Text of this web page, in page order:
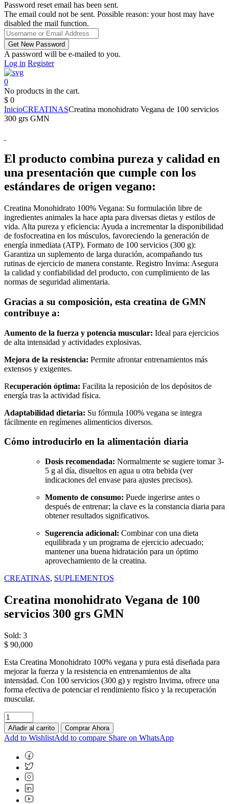
Password reset email has been sent.
The email could not be sent. Possible reason: your host may have
disabled the mail function.
A password will be e-mailed to you.
Log in Register
0
No products in the cart.
$ 0
InicioCREATINASCreatina monohidrato Vegana de 100 servicios
300 grs GMN
El producto combina pureza y calidad en
una presentación que cumple con los
estándares de origen vegano:
Creatina Monohidrato 100% Vegana: Su formulación libre de
ingredientes animales la hace apta para diversas dietas y estilos de
vida. Alta pureza y eficiencia: Ayuda a incrementar la disponibilidad
de fosfocreatina en los músculos, favoreciendo la generación de
energía inmediata (ATP). Formato de 100 servicios (300 g):
Garantiza un suplemento de larga duración, acompañando tus
rutinas de ejercicio de manera constante. Registro Invima: Asegura
la calidad y confiabilidad del producto, con cumplimiento de las
normas de seguridad alimentaria.
Gracias a su composición, esta creatina de GMN
contribuye a:
Aumento de la fuerza y potencia muscular: Ideal para ejercicios
de alta intensidad y actividades explosivas.
Mejora de la resistencia: Permite afrontar entrenamientos más
extensos y exigentes.
Recuperación óptima: Facilita la reposición de los depósitos de
energía tras la actividad física.
Adaptabilidad dietaria: Su fórmula 100% vegana se integra
fácilmente en regímenes alimenticios diversos.
Cómo introducirlo en la alimentación diaria
Dosis recomendada: Normalmente se sugiere tomar 3-
5 g al día, disueltos en agua u otra bebida (ver
indicaciones del envase para ajustes precisos).
Momento de consumo: Puede ingerirse antes o
después de entrenar; la clave es la constancia diaria para
obtener resultados significativos.
Sugerencia adicional: Combinar con una dieta
equilibrada y un programa de ejercicio adecuado;
mantener una buena hidratación para un óptimo
aprovechamiento de la creatina.
CREATINAS, SUPLEMENTOS
Creatina monohidrato Vegana de 100
servicios 300 grs GMN
Sold: 3
$ 90,000
Esta Creatina Monohidrato 100% vegana y pura está diseñada para
mejorar la fuerza y la resistencia en entrenamientos de alta
intensidad. Con 100 servicios (300 g) y registro Invima, ofrece una
forma efectiva de potenciar el rendimiento físico y la recuperación
muscular.
Añadir al carrito Comprar Ahora
Add to WishlistAdd to compare Share on WhatsApp